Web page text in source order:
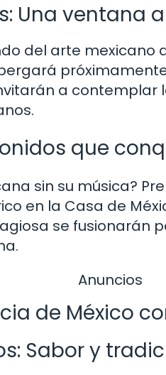
Una ventana
del arte mexicano
a contemplar
que
sin su música?
en la Casa de
se fusionarán
Anuncios
de México
Sabor y